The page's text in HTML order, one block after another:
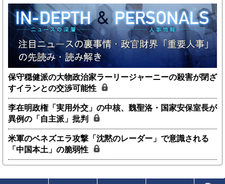
保守穏健派の大物政治家ラーリージャーニーの殺害が閉ざ
すイランとの交渉可能性
李在明政権「実用外交」の中核、魏聖洛・国家安保室長が
異例の「自主派」批判
米軍のベネズエラ攻撃「沈黙のレーダー」で意識される
「中国本土」の脆弱性